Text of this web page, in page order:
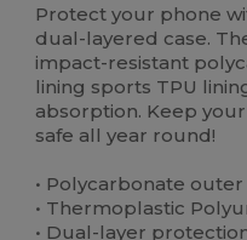
Protect your phone
dual-layered case.
impact-resistant
lining sports TPU
absorption. Keep
safe all year round!
• Polycarbonate
• Thermoplastic
• Dual-layer